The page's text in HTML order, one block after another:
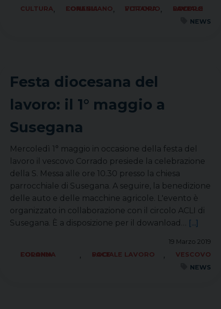
CULTURA, FORANIA CONEGLIANO, FORANIA VITTORIO,
SOCIALE LAVORO PACE
NEWS
Festa diocesana del
lavoro: il 1° maggio a
Susegana
Mercoledì 1° maggio in occasione della festa del
lavoro il vescovo Corrado presiede la celebrazione
della S. Messa alle ore 10.30 presso la chiesa
parrocchiale di Susegana. A seguire, la benedizione
delle auto e delle macchine agricole. L'evento è
organizzato in collaborazione con il circolo ACLI di
Susegana. È a disposizione per il dowanload… [...]
19 Marzo 2019
FORANIA COLONNA
, SOCIALE LAVORO PACE ,
VESCOVO
NEWS